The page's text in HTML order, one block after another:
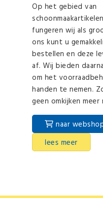
Op het gebied van
fungeren wij als
ons kunt u
bestellen en deze
af. Wij bieden
om het
handen te nemen.
geen omkijken meer
naar
lees meer